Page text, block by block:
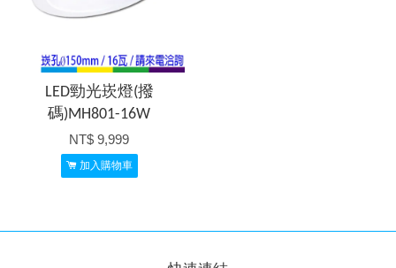
LED勁光崁燈(撥
碼)MH801-16W
NT$ 9,999
加入購物車